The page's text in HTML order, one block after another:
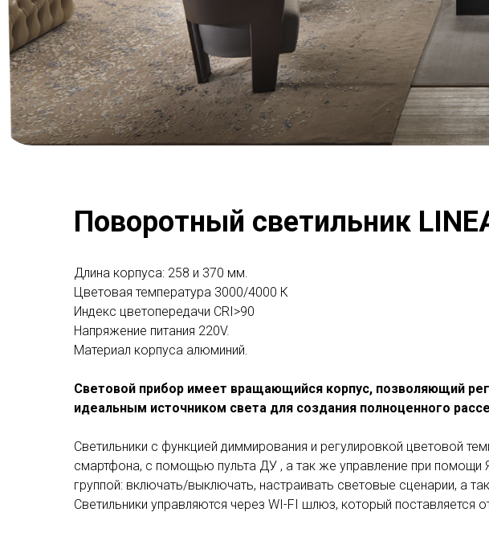
Поворотный светильник
Длина корпуса: 258 и 370 мм.
Цветовая температура 3000/4000 К
Индекс цветопередачи СRI>90
Напряжение питания 220V.
Материал корпуса алюминий.
Световой прибор имеет вращающийся корпус, позволяющий
идеальным источником света для создания полноценного
Светильники c функцией диммирования и регулировкой цветовой
смартфона, с помощью пульта ДУ , а так же управление при помощи
группой: включать/выключать, настраивать световые сценарии, а
Светильники управляются через WI-FI шлюз, который поставляется